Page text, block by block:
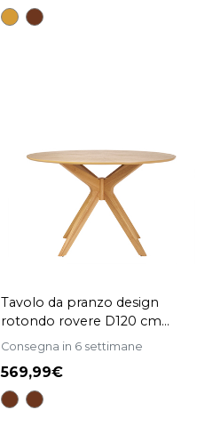
Tavolo da pranzo design
rotondo rovere D120 cm
DIELLI
Consegna in 6 settimane
569,99